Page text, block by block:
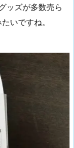
ッズが多数売ら
いですね。